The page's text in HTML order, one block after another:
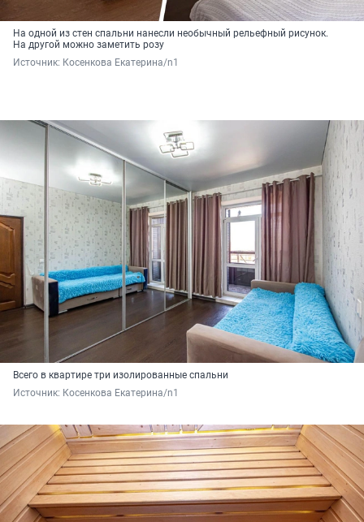
На одной из стен спальни нанесли необычный рельефный рисунок.
На другой можно заметить розу
Источник: Косенкова Екатерина/n1
Всего в квартире три изолиpованныe cпальни
Источник: Косенкова Екатерина/n1